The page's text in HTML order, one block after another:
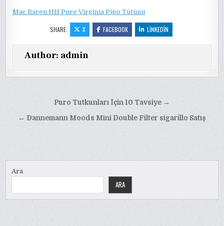
Mac Baren HH Pure Virginia Pipo Tütünü
SHARE: X FACEBOOK LINKEDIN
Author: admin
gezinmesi
Puro Tutkunları İçin 10 Tavsiye →
← Dannemann Moods Mini Double Filter sigarillo Satış
Ara
ARA